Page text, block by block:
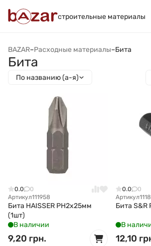
строительные материалы
BAZAR–Расходные материалы–Бита
Бита
По названию (а-я)
0.0
0
Артикул111958
Бита HAISSER РН2x25мм
(1шт)
В наличии
9,20 грн.
0.0
0
Артикул
Бита S&R
В
12,10